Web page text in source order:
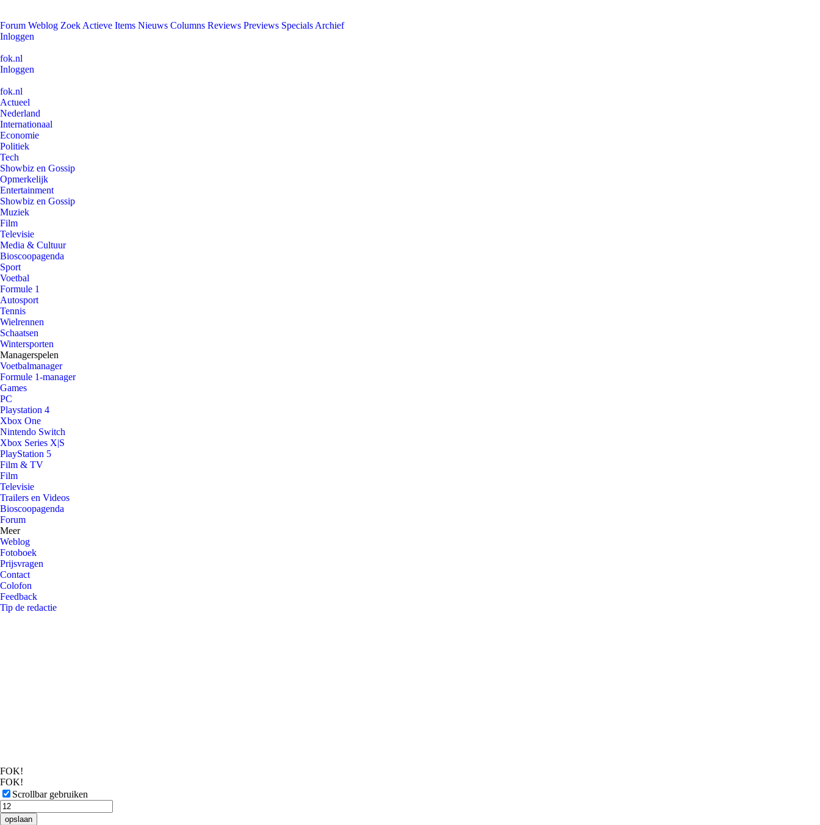
Forum Weblog Zoek Actieve Items Nieuws Columns Reviews Previews Specials Archief
Inloggen
fok.nl
Inloggen
fok.nl
Actueel
Nederland
Internationaal
Economie
Politiek
Tech
Showbiz en Gossip
Opmerkelijk
Entertainment
Showbiz en Gossip
Muziek
Film
Televisie
Media & Cultuur
Bioscoopagenda
Sport
Voetbal
Formule 1
Autosport
Tennis
Wielrennen
Schaatsen
Wintersporten
Managerspelen
Voetbalmanager
Formule 1-manager
Games
PC
Playstation 4
Xbox One
Nintendo Switch
Xbox Series X|S
PlayStation 5
Film & TV
Film
Televisie
Trailers en Videos
Bioscoopagenda
Forum
Meer
Weblog
Fotoboek
Prijsvragen
Contact
Colofon
Feedback
Tip de redactie
FOK!
FOK!
Scrollbar gebruiken
opslaan